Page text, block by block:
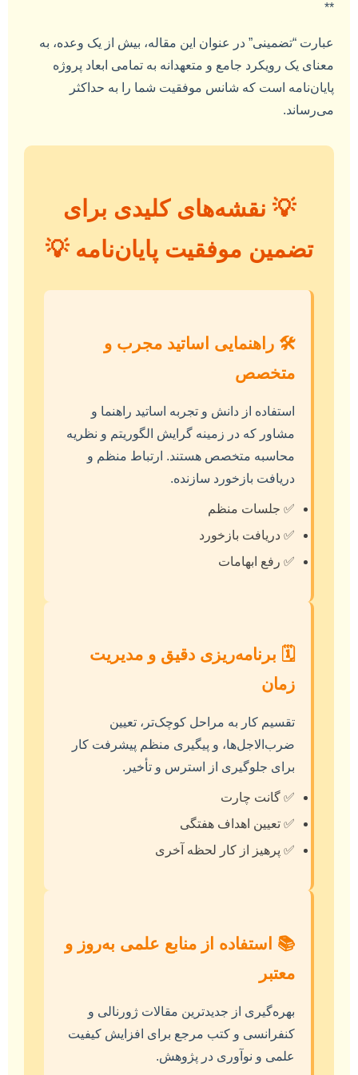
**
عبارت “تضمینی” در عنوان این مقاله، بیش از یک وعده، به
معنای یک رویکرد جامع و متعهدانه به تمامی ابعاد پروژه
پایان‌نامه است که شانس موفقیت شما را به حداکثر
می‌رساند.
💡 نقشه‌های کلیدی برای
تضمین موفقیت پایان‌نامه 💡
🛠️ راهنمایی اساتید مجرب و
متخصص
استفاده از دانش و تجربه اساتید راهنما و
مشاور که در زمینه گرایش الگوریتم و نظریه
محاسبه متخصص هستند. ارتباط منظم و
دریافت بازخورد سازنده.
✅ جلسات منظم
✅ دریافت بازخورد
✅ رفع ابهامات
🗓️ برنامه‌ریزی دقیق و مدیریت
زمان
تقسیم کار به مراحل کوچک‌تر، تعیین
ضرب‌الاجل‌ها، و پیگیری منظم پیشرفت کار
برای جلوگیری از استرس و تأخیر.
✅ گانت چارت
✅ تعیین اهداف هفتگی
✅ پرهیز از کار لحظه آخری
📚 استفاده از منابع علمی به‌روز و
معتبر
بهره‌گیری از جدیدترین مقالات ژورنالی و
کنفرانسی و کتب مرجع برای افزایش کیفیت
علمی و نوآوری در پژوهش.